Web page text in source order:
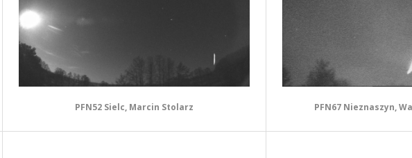
PFN52 Sielc, Marcin Stolarz PFN67 Nieznaszyn,